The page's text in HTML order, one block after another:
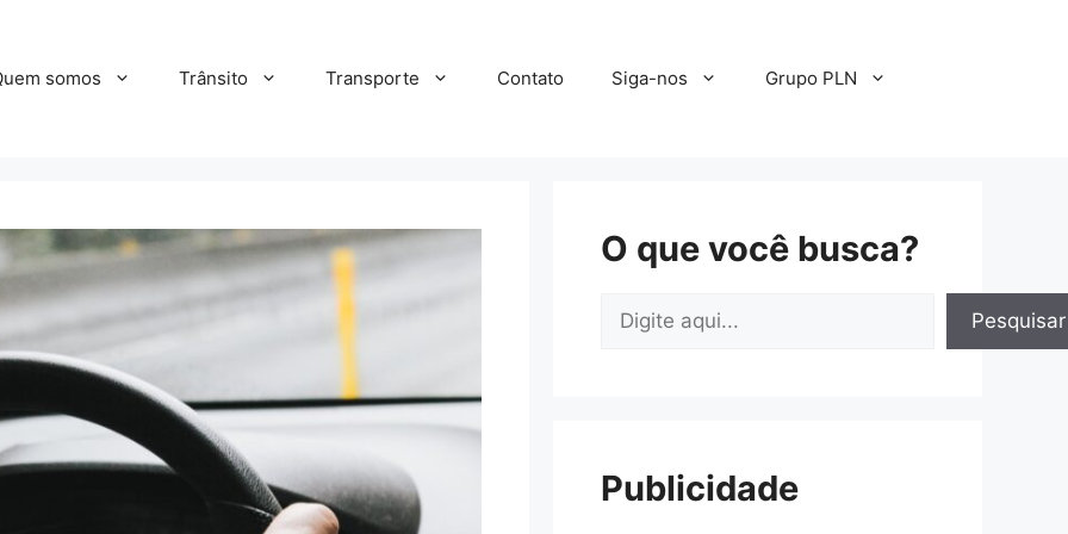
somos Trânsito Transporte Contato Siga-nos Grupo PLN
O que você busca?
Pesquisar
Pesquisar
Publicidade